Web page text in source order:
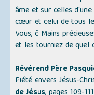
âme et sur celles
cœur et celui de tous
Vous, ô Mains
et les tourniez de quel
Révérend Père
Piété envers Jésus-